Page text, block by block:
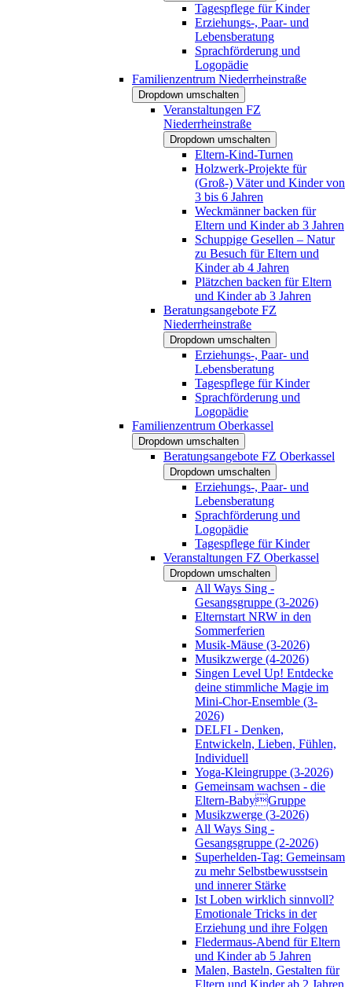
Tagespflege für Kinder
Erziehungs-, Paar- und
Lebensberatung
Sprachförderung und
Logopädie
Familienzentrum Niederrheinstraße
Dropdown umschalten
Veranstaltungen FZ
Niederrheinstraße
Dropdown umschalten
Eltern-Kind-Turnen
Holzwerk-Projekte für
(Groß-) Väter und Kinder von
3 bis 6 Jahren
Weckmänner backen für
Eltern und Kinder ab 3 Jahren
Schuppige Gesellen – Natur
zu Besuch für Eltern und
Kinder ab 4 Jahren
Plätzchen backen für Eltern
und Kinder ab 3 Jahren
Beratungsangebote FZ
Niederrheinstraße
Dropdown umschalten
Erziehungs-, Paar- und
Lebensberatung
Tagespflege für Kinder
Sprachförderung und
Logopädie
Familienzentrum Oberkassel
Dropdown umschalten
Beratungsangebote FZ Oberkassel
Dropdown umschalten
Erziehungs-, Paar- und
Lebensberatung
Sprachförderung und
Logopädie
Tagespflege für Kinder
Veranstaltungen FZ Oberkassel
Dropdown umschalten
All Ways Sing -
Gesangsgruppe (3-2026)
Elternstart NRW in den
Sommerferien
Musik-Mäuse (3-2026)
Musikzwerge (4-2026)
Singen Level Up! Entdecke
deine stimmliche Magie im
Mini-Chor-Ensemble (3-
2026)
DELFI - Denken,
Entwickeln, Lieben, Fühlen,
Individuell
Yoga-Kleingruppe (3-2026)
Gemeinsam wachsen - die
Eltern-BabyGruppe
Musikzwerge (3-2026)
All Ways Sing -
Gesangsgruppe (2-2026)
Superhelden-Tag: Gemeinsam
zu mehr Selbstbewusstsein
und innerer Stärke
Ist Loben wirklich sinnvoll?
Emotionale Tricks in der
Erziehung und ihre Folgen
Fledermaus-Abend für Eltern
und Kinder ab 5 Jahren
Malen, Basteln, Gestalten für
Eltern und Kinder ab 2 Jahren